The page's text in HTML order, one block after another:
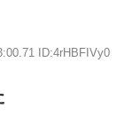
ID:4rHBFIVy0